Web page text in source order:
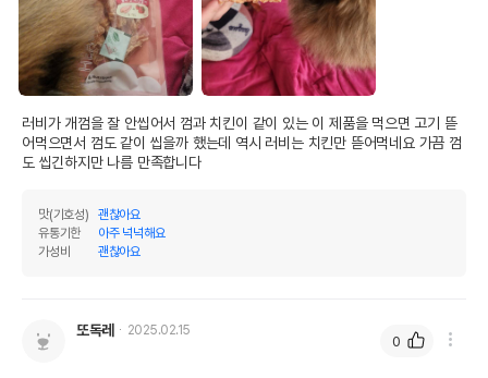
러비가 개껌을 잘 안씹어서 껌과 치킨이 같이 있는 이 제품을 먹으면 고기 뜯
어먹으면서 껌도 같이 씹을까 했는데 역시 러비는 치킨만 뜯어먹네요 가끔 껌
도 씹긴하지만 나름 만족합니다
맛(기호성)
괜찮아요
유통기한
아주 넉넉해요
가성비
괜찮아요
또독레 2025.02.15
0